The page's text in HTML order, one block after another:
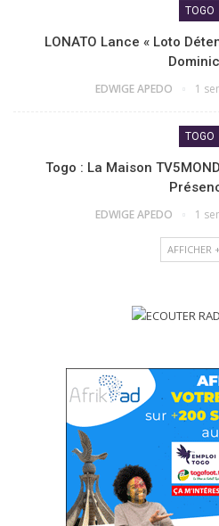
TOGO
LONATO Lance « Loto
EDWIGE APEDO 1
TOGO
Togo : La Maison
EDWIGE APEDO 1
AFFICHER +